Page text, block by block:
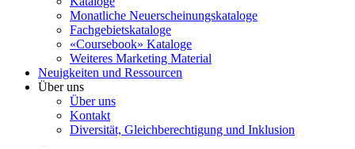
Monatliche Neuerscheinungskataloge
Fachgebietskataloge
«Coursebook» Kataloge
Weiteres Marketing Material
Neuigkeiten und Ressourcen
Über uns
Über uns
Kontakt
Diversität, Gleichberechtigung und Inklusion